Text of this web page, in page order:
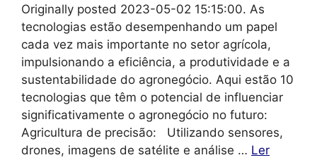
Originally posted 2023-05-02 15:15:00. As
tecnologias estão desempenhando um papel
cada vez mais importante no setor agrícola,
impulsionando a eficiência, a produtividade e a
sustentabilidade do agronegócio. Aqui estão 10
tecnologias que têm o potencial de influenciar
significativamente o agronegócio no futuro:
Agricultura de precisão: Utilizando sensores,
drones, imagens de satélite e análise … Ler